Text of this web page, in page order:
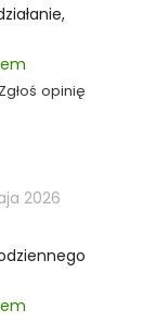
Zgłoś opinię
2026